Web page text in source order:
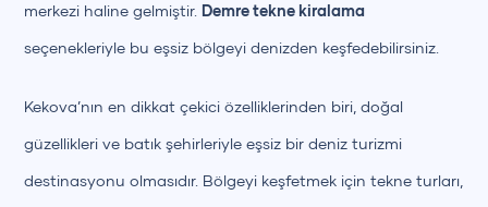
merkezi haline gelmiştir. Demre tekne kiralama
seçenekleriyle bu eşsiz bölgeyi denizden keşfedebilirsiniz.
Kekova’nın en dikkat çekici özelliklerinden biri, doğal
güzellikleri ve batık şehirleriyle eşsiz bir deniz turizmi
destinasyonu olmasıdır. Bölgeyi keşfetmek için tekne turları,